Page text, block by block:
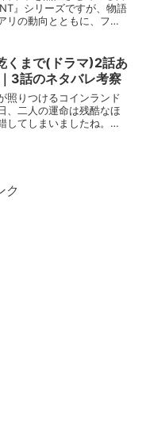
』シリーズですが、物語
リの動向とともに、ファ
裏側で、一瞬だけ映る画
...
くまで(ドラマ)2話あ
3話のネタバレ考察
照りつけるコインランド
、二人の運命は残酷なほ
してしまいましたね。僕
ク